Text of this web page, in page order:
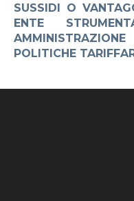
SUSSIDI O
ENTE
POLITICHE